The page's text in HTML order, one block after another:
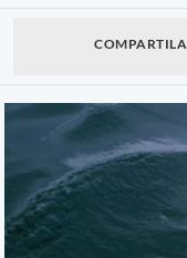
COMPARTILA